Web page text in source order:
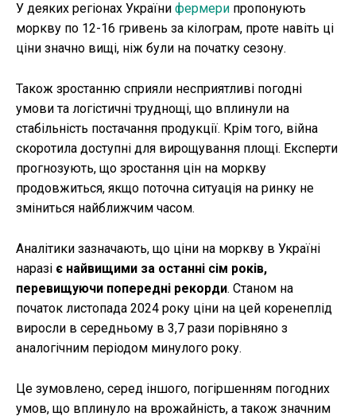
У деяких регіонах України фермери пропонують
моркву по 12-16 гривень за кілограм, проте навіть ці
ціни значно вищі, ніж були на початку сезону.
Також зростанню сприяли несприятливі погодні
умови та логістичні труднощі, що вплинули на
стабільність постачання продукції. Крім того, війна
скоротила доступні для вирощування площі. Експерти
прогнозують, що зростання цін на моркву
продовжиться, якщо поточна ситуація на ринку не
зміниться найближчим часом.
Аналітики зазначають, що ціни на моркву в Україні
наразі є найвищими за останні сім років,
перевищуючи попередні рекорди. Станом на
початок листопада 2024 року ціни на цей коренеплід
виросли в середньому в 3,7 рази порівняно з
аналогічним періодом минулого року.
Це зумовлено, серед іншого, погіршенням погодних
умов, що вплинуло на врожайність, а також значним